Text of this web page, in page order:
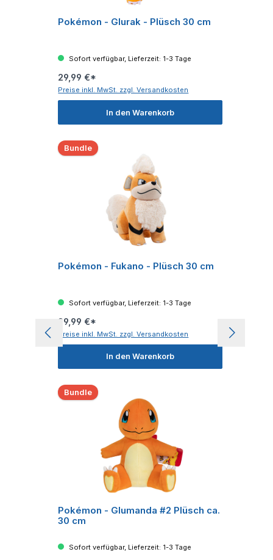
Pokémon - Glurak - Plüsch 30 cm
Sofort verfügbar, Lieferzeit: 1-3 Tage
29,99 €*
Preise inkl. MwSt. zzgl. Versandkosten
In den Warenkorb
Bundle
Pokémon - Fukano - Plüsch 30 cm
Sofort verfügbar, Lieferzeit: 1-3 Tage
29,99 €*
Preise inkl. MwSt. zzgl. Versandkosten
In den Warenkorb
Bundle
Pokémon - Glumanda #2 Plüsch ca.
30 cm
Sofort verfügbar, Lieferzeit: 1-3 Tage